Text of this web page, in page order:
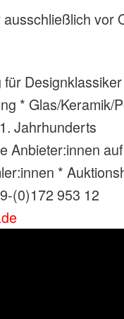
vor
* Glas/Keramik/
Jahrhunderts
Anbieter:innen
*
(0)172 953 12